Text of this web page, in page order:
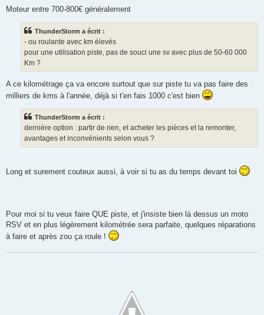
Moteur entre 700-800€ généralement
ThunderStorm a écrit :
- ou roulante avec km élevés
pour une utilisation piste, pas de souci une sv avec plus de 50-60 000
Km ?
A ce kilométrage ça va encore surtout que sur piste tu va pas faire des
milliers de kms à l'année, déjà si t'en fais 1000 c'est bien
ThunderStorm a écrit :
dernière option : partir de rien, et acheter les pièces et la remonter,
avantages et inconvénients selon vous ?
Long et surement couteux aussi, à voir si tu as du temps devant toi
Pour moi si tu veux faire QUE piste, et j'insiste bien là dessus un moto
RSV et en plus légèrement kilométrée sera parfaite, quelques réparations
à faire et après zou ça roule !